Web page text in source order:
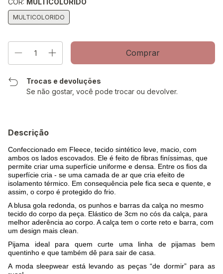
MULTICOLORIDO
Trocas e devoluções
Se não gostar, você pode trocar ou devolver.
Descrição
Confeccionado em Fleece, tecido sintético leve, macio, com
ambos os lados escovados. Ele é feito de fibras finíssimas, que
permite criar uma superfície uniforme e densa. Entre os fios da
superfície cria - se uma camada de ar que cria efeito de
isolamento térmico. Em consequência pele fica seca e quente, e
assim, o corpo é protegido do frio
A blusa gola redonda, os punhos e barras da calça no mesmo
tecido do corpo da peça. Elástico de 3cm no cós da calça, para
melhor aderência ao corpo. A calça tem o corte reto e barra, com
um design mais clean.
Pijama ideal para quem curte uma linha de pijamas bem
quentinho e que também dê para sair de casa.
A moda sleepwear está levando as peças “de dormir” para as